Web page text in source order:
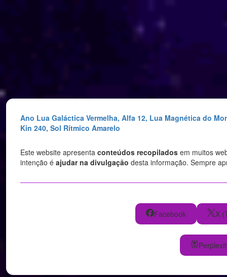
Ano Lua Galáctica Vermelha, Alfa 12, Lua Magnética do
Kin 240, Sol Rítmico Amarelo
Este website apresenta conteúdos recopilados em muitos
intenção é ajudar na divulgação desta informação. Sempre
Facebook
X